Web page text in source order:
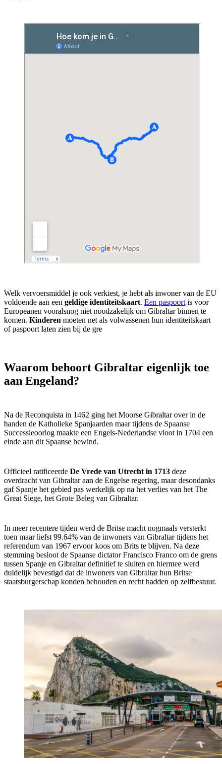
Welk vervoersmiddel je ook verkiest, je hebt als inwoner van de EU
voldoende aan een geldige identiteitskaart. Een paspoort is voor
Europeanen vooralsnog niet noodzakelijk om Gibraltar binnen te
komen. Kinderen moeten net als volwassenen hun identiteitskaart
of paspoort laten zien bij de gre
Waarom behoort Gibraltar eigenlijk toe
aan Engeland?
Na de Reconquista in 1462 ging het Moorse Gibraltar over in de
handen de Katholieke Spanjaarden maar tijdens de Spaanse
Successieoorlog maakte een Engels-Nederlandse vloot in 1704 een
einde aan dit Spaanse bewind.
Officieel ratificeerde De Vrede van Utrecht in 1713 deze
overdracht van Gibraltar aan de Engelse regering, maar desondanks
gaf Spanje het gebied pas werkelijk op na het verlies van het The
Great Siege, het Grote Beleg van Gibraltar.
In meer recentere tijden werd de Britse macht nogmaals versterkt
toen maar liefst 99.64% van de inwoners van Gibraltar tijdens het
referendum van 1967 ervoor koos om Brits te blijven. Na deze
stemming besloot de Spaanse dictator Francisco Franco om de grens
tussen Spanje en Gibraltar definitief te sluiten en hiermee werd
duidelijk bevestigd dat de inwoners van Gibraltar hun Britse
staatsburgerschap konden behouden en recht hadden op zelfbestuur.